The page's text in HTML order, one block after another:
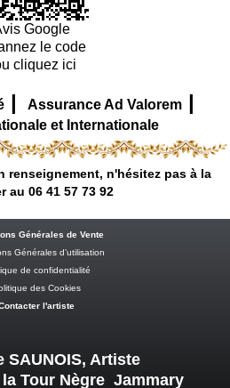
Google
le code
cliquez ici
| Assurance Ad Valorem |
et Internationale
renseignement, n'hésitez pas à la
au 06 41 57 73 92
Générales de Vente
Générales d’utilisation
de confidentialité
des Cookies
l'artiste
SAUNOIS, Artiste
la Tour Nègre Jammary